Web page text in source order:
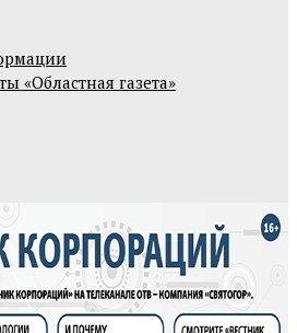
«Областная газета»